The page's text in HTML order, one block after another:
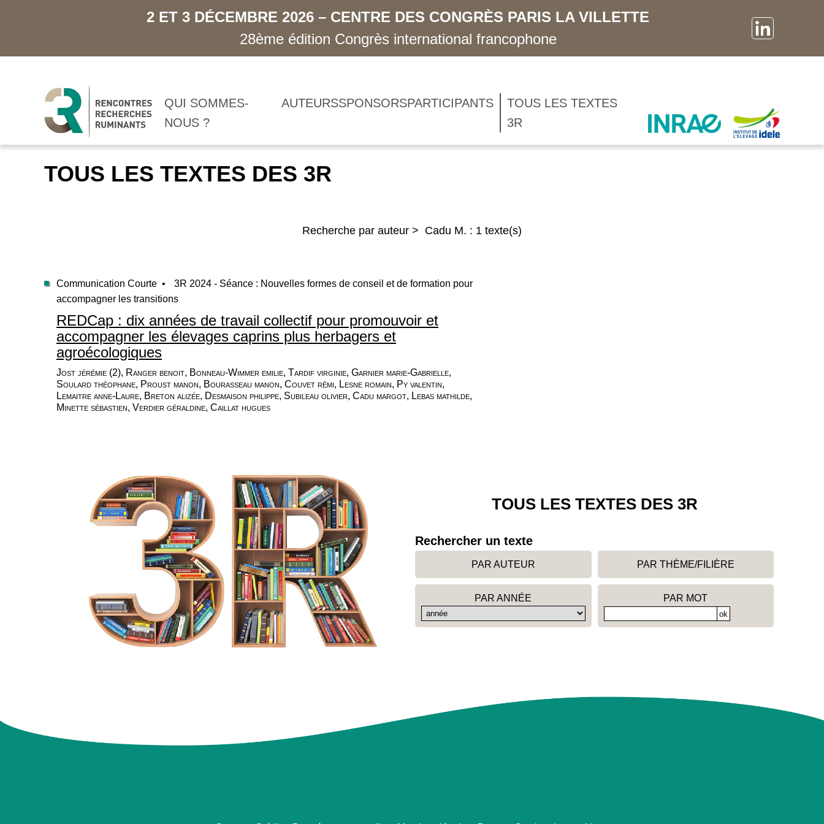
2 ET 3 DÉCEMBRE 2026 – CENTRE DES CONGRÈS PARIS LA VILLETTE
28ème édition Congrès international francophone
QUI SOMMES-
NOUS ?
AUTEURSSPONSORSPARTICIPANTS
TOUS LES TEXTES
3R
TOUS LES TEXTES DES 3R
Recherche par auteur > Cadu M. : 1 texte(s)
Communication Courte •
3R 2024 - Séance : Nouvelles formes de conseil et de formation pour
accompagner les transitions
REDCap : dix années de travail collectif pour promouvoir et
accompagner les élevages caprins plus herbagers et
agroécologiques
Jost jérémie (2), Ranger benoit, Bonneau-Wimmer emilie, Tardif virginie, Garnier marie-Gabrielle,
Soulard théophane, Proust manon, Bourasseau manon, Couvet rémi, Lesne romain, Py valentin,
Lemaitre anne-Laure, Breton alizée, Desmaison philippe, Subileau olivier, Cadu margot, Lebas mathilde,
Minette sébastien, Verdier géraldine, Caillat hugues
TOUS LES TEXTES DES 3R
Rechercher un texte
PAR AUTEUR PAR THÈME/FILIÈRE
PAR ANNÉE PAR MOT